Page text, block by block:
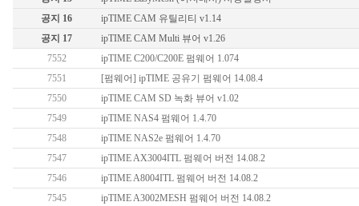
공지 16
ipTIME CAM 유틸리티 v1.14
공지 17
ipTIME CAM Multi 뷰어 v1.26
7552
ipTIME C200/C200E 펌웨어 1.074
7551
[펌웨어] ipTIME 공유기 펌웨어 14.08.4
7550
ipTIME CAM SD 녹화 뷰어 v1.02
7549
ipTIME NAS4 펌웨어 1.4.70
7548
ipTIME NAS2e 펌웨어 1.4.70
7547
ipTIME AX3004ITL 펌웨어 버전 14.08.2
7546
ipTIME A8004ITL 펌웨어 버전 14.08.2
7545
ipTIME A3002MESH 펌웨어 버전 14.08.2